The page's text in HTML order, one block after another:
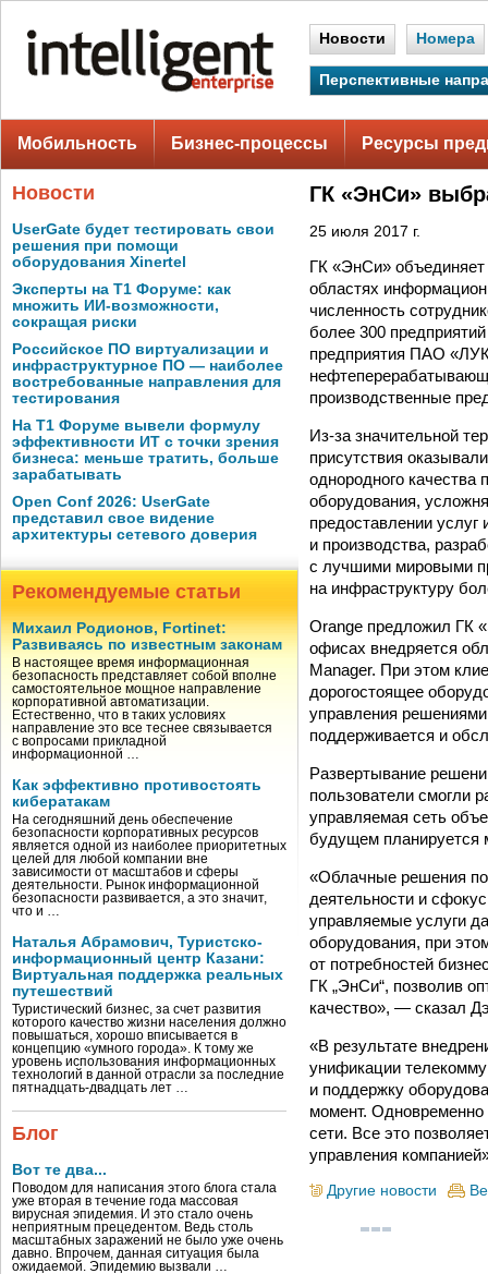
Новости Номера
Перспективные
Мобильность Бизнес-процессы Ресурсы
Новости
UserGate будет тестировать свои
решения при помощи
оборудования Xinertel
Эксперты на Т1 Форуме: как
множить ИИ-возможности,
сокращая риски
Российское ПО виртуализации и
инфраструктурное ПО — наиболее
востребованные направления для
тестирования
На Т1 Форуме вывели формулу
эффективности ИТ с точки зрения
бизнеса: меньше тратить, больше
зарабатывать
Open Conf 2026: UserGate
представил свое видение
архитектуры сетевого доверия
Рекомендуемые статьи
Михаил Родионов, Fortinet:
Развиваясь по известным законам
В настоящее время информационная
безопасность представляет собой вполне
самостоятельное мощное направление
корпоративной автоматизации.
Естественно, что в таких условиях
направление это все теснее связывается
с вопросами прикладной
информационной …
Как эффективно противостоять
кибератакам
На сегодняшний день обеспечение
безопасности корпоративных ресурсов
является одной из наиболее приоритетных
целей для любой компании вне
зависимости от масштабов и сферы
деятельности. Рынок информационной
безопасности развивается, а это значит,
что и …
Наталья Абрамович, Туристско-
информационный центр Казани:
Виртуальная поддержка реальных
путешествий
Туристический бизнес, за счет развития
которого качество жизни населения должно
повышаться, хорошо вписывается в
концепцию «умного города». К тому же
уровень использования информационных
технологий в данной отрасли за последние
пятнадцать-двадцать лет …
Блог
Вот те два...
Поводом для написания этого блога стала
уже вторая в течение года массовая
вирусная эпидемия. И это стало очень
неприятным прецедентом. Ведь столь
масштабных заражений не было уже очень
давно. Впрочем, данная ситуация была
ожидаемой. Эпидемию вызвали …
ГК «ЭнСи»
25 июля 2017 г.
ГК «ЭнСи»
областях
численность
более 300
предприятия ПАО
производственные
Из-за значительной
присутствия
однородного качества
оборудования,
предоставлении услуг
и производства,
с лучшими мировыми
на инфраструктуру
Orаnge предложил ГК
офисах внедряется
Manager. При этом
дорогостоящее
управления
поддерживается и
Развертывание
пользователи смогли
управляемая сеть
будущем планируется
«Облачные решения
деятельности и
управляемые услуги
оборудования, при
от потребностей
ГК „ЭнСи“, позволив
качество», — сказал
«В результате
унификации
и поддержку
момент.
сети. Все это
управления
Другие новости